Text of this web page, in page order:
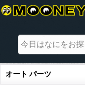
オート パーツ